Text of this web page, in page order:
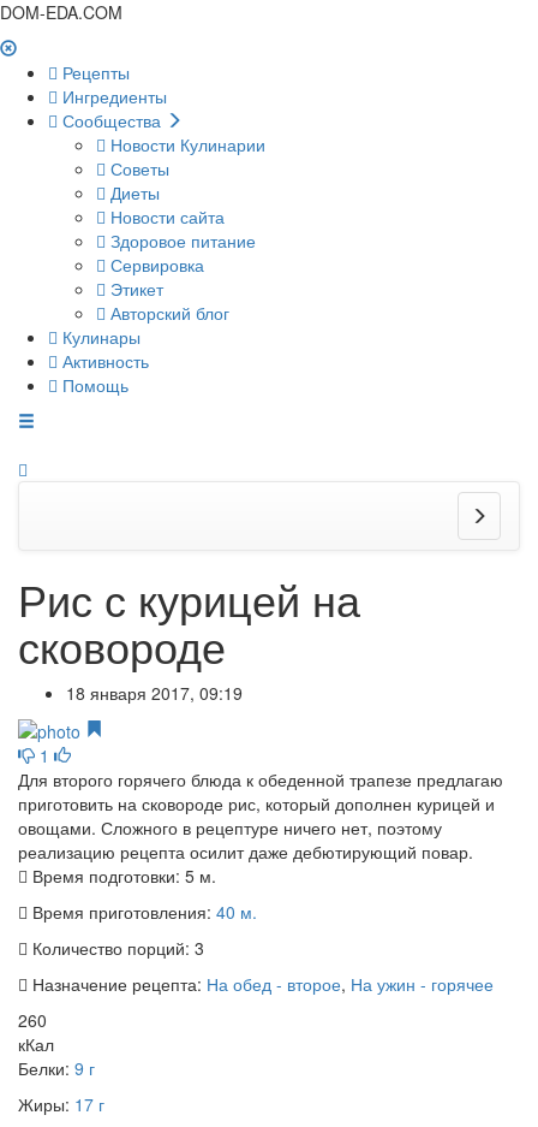
DOM-EDA.COM
Рецепты
Ингредиенты
Сообщества
Новости Кулинарии
Советы
Диеты
Новости сайта
Здоровое питание
Сервировка
Этикет
Авторский блог
Кулинары
Активность
Помощь
Рис с курицей на
сковороде
18 января 2017, 09:19
1
Для второго горячего блюда к обеденной трапезе предлагаю
приготовить на сковороде рис, который дополнен курицей и
овощами. Сложного в рецептуре ничего нет, поэтому
реализацию рецепта осилит даже дебютирующий повар.
Время подготовки: 5 м.
Время приготовления: 40 м.
Количество порций: 3
Назначение рецепта: На обед - второе, На ужин - горячее
260
кКал
Белки: 9 г
Жиры: 17 г